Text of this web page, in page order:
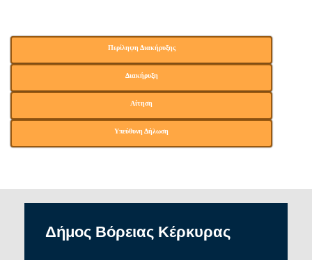
Περίληψη Διακήρυξης
Διακήρυξη
Αίτηση
Υπεύθυνη Δήλωση
Δήμος Βόρειας Κέρκυρας